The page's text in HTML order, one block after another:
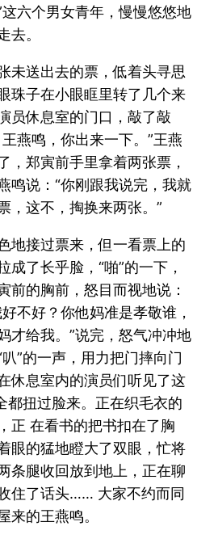
六个男女青年，慢慢悠悠地
去。
未送出去的票，低着头寻思
珠子在小眼眶里转了几个来
员休息室的门口，敲了敲
燕鸣，你出来一下。”王燕
，郑寅前手里拿着两张票，
鸣说：“你刚跟我说完，我就
，这不，掏换来两张。”
地接过票来，但一看票上的
成了长乎脸，“啪”的一下，
前的胸前，怒目而视地说：
不好？你他妈准是孝敬谁，
才给我。”说完，怒气冲冲地
”的一声，用力把门摔向门
休息室内的演员们听见了这
都扭过脸来。正在织毛衣的
正 在看书的把书扣在了胸
眼的猛地瞪大了双眼，忙将
条腿收回放到地上，正在聊
住了话头…… 大家不约而同
来的王燕鸣。